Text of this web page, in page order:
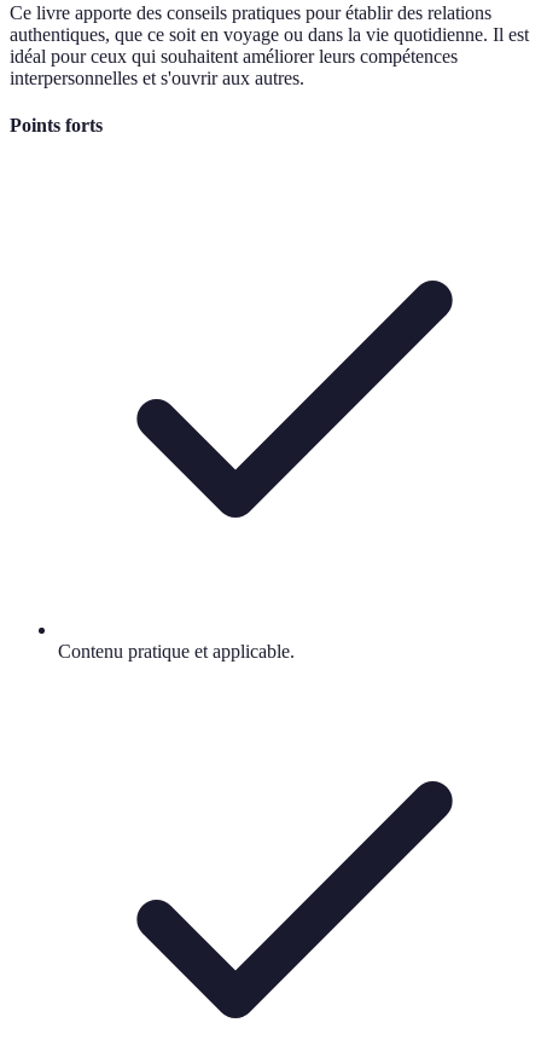
Ce livre apporte des conseils pratiques pour établir des relations
authentiques, que ce soit en voyage ou dans la vie quotidienne. Il est
idéal pour ceux qui souhaitent améliorer leurs compétences
interpersonnelles et s'ouvrir aux autres.
Points forts
Contenu pratique et applicable.